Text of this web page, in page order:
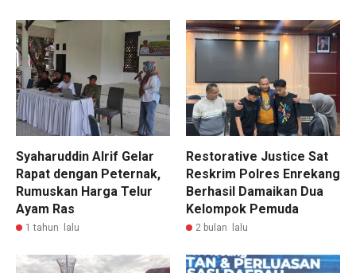
Syaharuddin Alrif Gelar
Rapat dengan Peternak,
Rumuskan Harga Telur
Ayam Ras
1 tahun lalu
Restorative Justice Sat
Reskrim Polres Enrekang
Berhasil Damaikan Dua
Kelompok Pemuda
2 bulan lalu